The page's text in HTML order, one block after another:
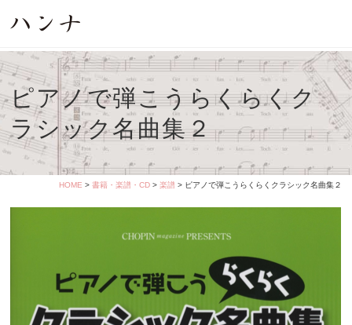
ピアノで弾こうらくらくク
ラシック名曲集２
HOME > 書籍・楽譜・CD> 楽譜> ピアノで弾こうらくらくクラシック名曲集２